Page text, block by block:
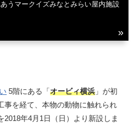
うマークイズみなとみらい屋内施設
5階にある「オービィ横浜 」が初
事を経て、本物の動物に触れられ
2018年4月1日（日）より新設しま